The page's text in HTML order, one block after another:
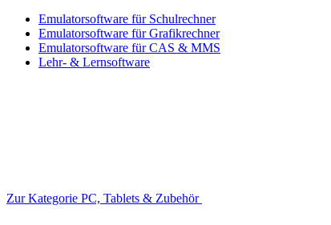
Emulatorsoftware für Schulrechner
Emulatorsoftware für Grafikrechner
Emulatorsoftware für CAS & MMS
Lehr- & Lernsoftware
Zur Kategorie PC, Tablets & Zubehör